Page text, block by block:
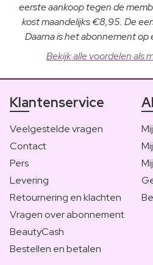
eerste aankoop tegen de
kost maandelijks €8,95. De
Daarna is het abonnement op
Bekijk alle voordelen als
Klantenservice
Veelgestelde vragen
Contact
Pers
Levering
Retournering en klachten
Vragen over abonnement
BeautyCash
Bestellen en betalen